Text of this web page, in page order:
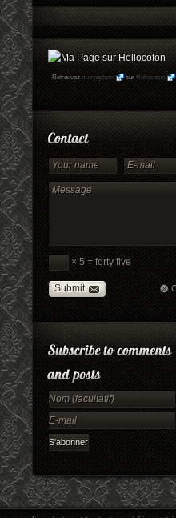
Retrouvez maryophoto sur Hellocoton
× 5 = forty five
Submit